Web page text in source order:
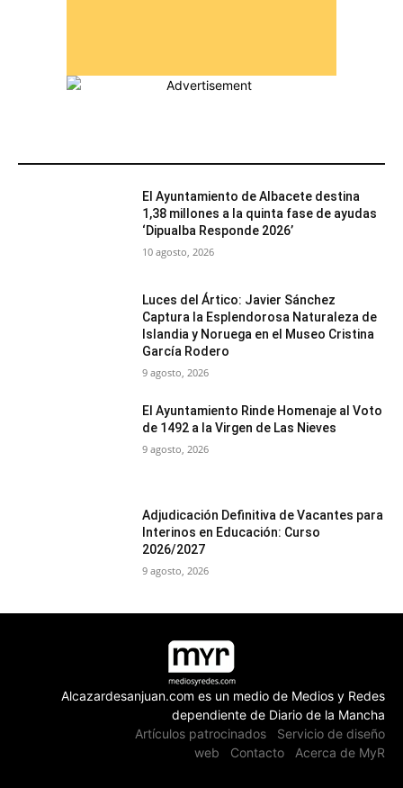
El Ayuntamiento de Albacete destina
1,38 millones a la quinta fase de ayudas
‘Dipualba Responde 2026’
10 agosto, 2026
Luces del Ártico: Javier Sánchez
Captura la Esplendorosa Naturaleza de
Islandia y Noruega en el Museo Cristina
García Rodero
9 agosto, 2026
El Ayuntamiento Rinde Homenaje al Voto
de 1492 a la Virgen de Las Nieves
9 agosto, 2026
Adjudicación Definitiva de Vacantes para
Interinos en Educación: Curso
2026/2027
9 agosto, 2026
Alcazardesanjuan.com es un medio de Medios y Redes
dependiente de Diario de la Mancha
Artículos patrocinados
Servicio de diseño
web
Contacto Acerca de MyR